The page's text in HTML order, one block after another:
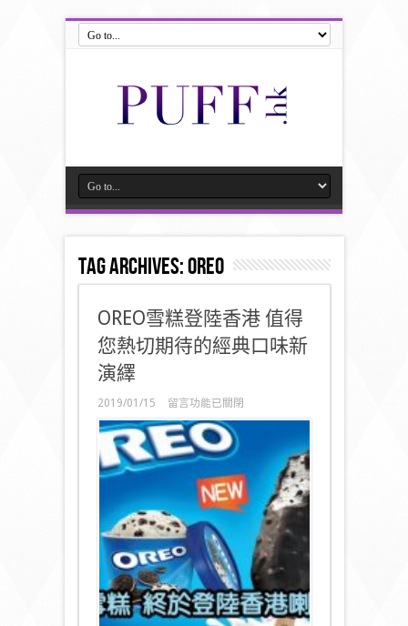
Tag Archives:oreo
OREO雪糕登陸香港 值得
您熱切期待的經典口味新
演繹
2019/01/15
在
〈OREO
雪
糕
登
港
值
得
您
熱
切
期
待
留言功能已關閉